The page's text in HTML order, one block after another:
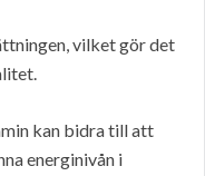
vilket gör det
kan bidra till att
energinivån i